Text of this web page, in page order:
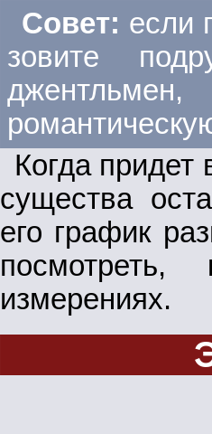
Совет: если
зовите
Когда придет
существа
его график
измерениях.